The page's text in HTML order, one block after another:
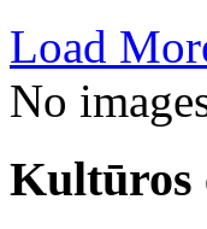
Load
No
Kultūros